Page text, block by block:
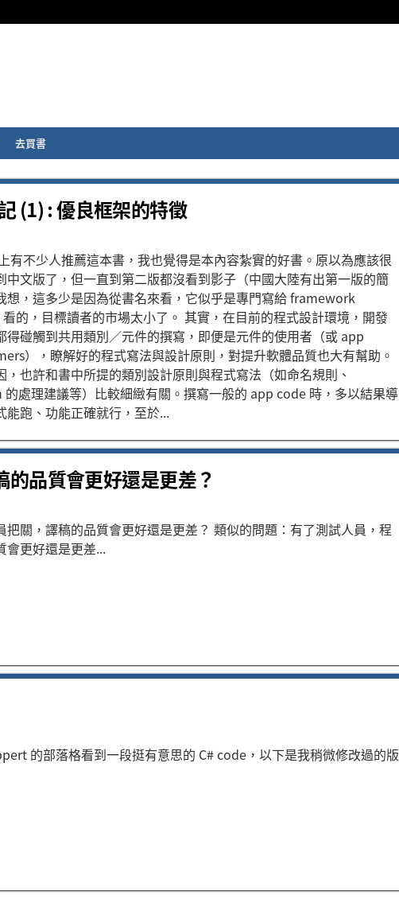
去買書
(1) : 優良框架的特徵
有不少人推薦這本書，我也覺得是本內容紮實的好書。原以為應該很
中文版了，但一直到第二版都沒看到影子（中國大陸有出第一版的簡
想，這多少是因為從書名來看，它似乎是專門寫給 framework
的，目標讀者的市場太小了。 其實，在目前的程式設計環境，開發
得碰觸到共用類別／元件的撰寫，即便是元件的使用者（或 app
），瞭解好的程式寫法與設計原則，對提升軟體品質也大有幫助。
，也許和書中所提的類別設計原則與程式寫法（如命名規則、
處理建議等）比較細緻有關。撰寫一般的 app code 時，多以結果導
能跑、功能正確就行，至於...
品質會更好還是更差？
把關，譯稿的品質會更好還是更差？ 類似的問題：有了測試人員，程
會更好還是更差...
的部落格看到一段挺有意思的 C# code，以下是我稍微修改過的版